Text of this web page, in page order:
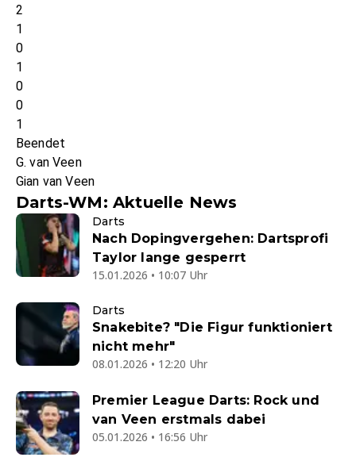
2
1
0
1
0
0
1
Beendet
G. van Veen
Gian van Veen
Darts-WM: Aktuelle News
Darts
Nach Dopingvergehen: Dartsprofi
Taylor lange gesperrt
15.01.2026 • 10:07 Uhr
Darts
Snakebite? "Die Figur funktioniert
nicht mehr"
08.01.2026 • 12:20 Uhr
Premier League Darts: Rock und
van Veen erstmals dabei
05.01.2026 • 16:56 Uhr